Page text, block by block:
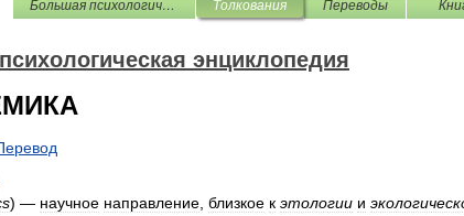
Большая психологическая энциклопедия Толкования Переводы
энциклопедия
) — научное направление близкое к этологии и